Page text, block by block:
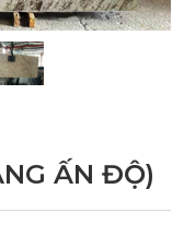
ẤN ĐỘ)